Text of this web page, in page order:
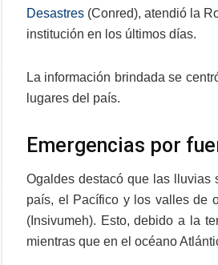
Desastres (Conred), atendió la
institución en los últimos días.
La información brindada se
lugares del país.
Emergencias por
Ogaldes destacó que las lluvias
país, el Pacífico y los valles de
(Insivumeh). Esto, debido a la
mientras que en el océano